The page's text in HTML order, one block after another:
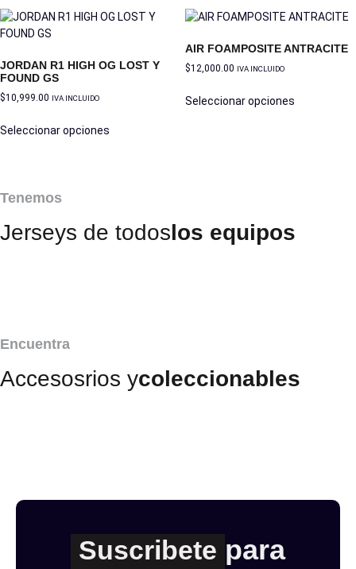
JORDAN R1 HIGH OG LOST Y
FOUND GS
$10,999.00 IVA INCLUIDO
Seleccionar opciones
AIR FOAMPOSITE ANTRACITE
$12,000.00 IVA INCLUIDO
Seleccionar opciones
Tenemos
Jerseys de todoslos equipos
Encuentra
Accesosrios ycoleccionables
Suscribete para